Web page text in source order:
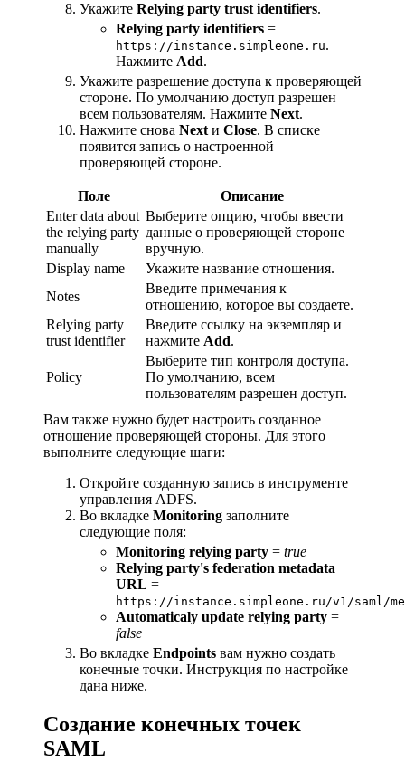
Укажите Relying party trust identifiers.
Relying party identifiers =
https://instance.simpleone.ru.
Нажмите Add.
Укажите разрешение доступа к проверяющей
стороне. По умолчанию доступ разрешен
всем пользователям. Нажмите Next.
Нажмите снова Nextи Close. В списке
появится запись о настроенной
проверяющей стороне.
Поле
Описание
Enter data about
the relying party
manually
Выберите опцию, чтобы ввести
данные о проверяющей стороне
вручную.
Display name
Укажите название отношения.
Notes
Введите примечания к
отношению, которое вы создаете.
Relying party
trust identifier
Введите ссылку на экземпляр и
нажмите Add.
Policy
Выберите тип контроля доступа.
По умолчанию, всем
пользователям разрешен доступ.
Вам также нужно будет настроить созданное
отношение проверяющей стороны. Для этого
выполните следующие шаги:
Откройте созданную запись в инструменте
управления ADFS.
Во вкладке Monitoring заполните
следующие поля:
Monitoring relying party = true
Relying party's federation metadata
URL =
https://instance.simpleone.ru/v1/saml/
Automaticaly update relying party =
false
Во вкладке Endpoints вам нужно создать
конечные точки. Инструкция по настройке
дана ниже.
Создание конечных точек
SAML